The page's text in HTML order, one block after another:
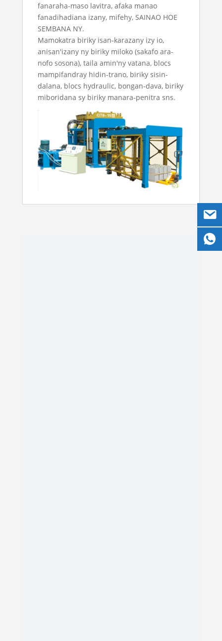
fanaraha-maso lavitra, afaka manao
fanadihadiana izany, mifehy, SAINAO HOE
SEMBANA NY.
Mamokatra biriky isan-karazany izy io,
anisan'izany ny biriky miloko (sakafo ara-
nofo sosona), taila amin'ny vatana, blocs
mampifandray hidin-trano, biriky sisin-
dalana, blocs hydraulic, bongan-dava, biriky
miboridana sy biriky manara-penitra sns.